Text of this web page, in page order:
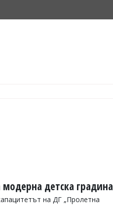
детска градина
на ДГ „Пролетна